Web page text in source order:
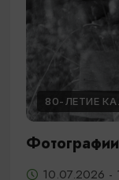
80-ЛЕТИЕ
10.07.2026 -